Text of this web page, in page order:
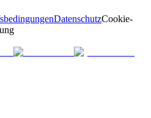
DatenschutzCookie-